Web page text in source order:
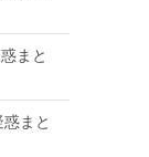
まと
まと